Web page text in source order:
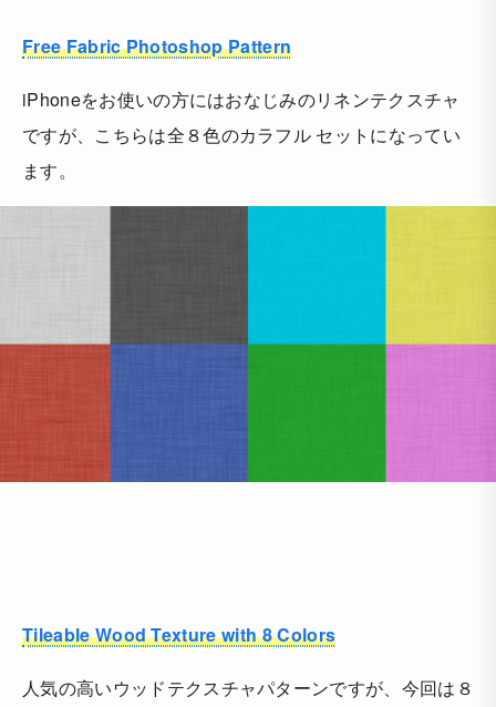
Free Fabric Photoshop Pattern
iPhoneをお使いの方にはおなじみのリネンテクスチャ
ですが、こちらは全８色のカラフル セットになってい
ます。
Tileable Wood Texture with 8 Colors
人気の高いウッドテクスチャパターンですが、今回は８